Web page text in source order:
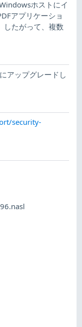
ホストにイ
アプリケーショ
したがって、複数
アップグレードし
security-